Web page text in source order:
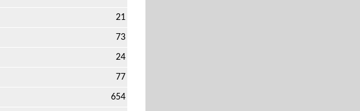
21
73
24
77
654